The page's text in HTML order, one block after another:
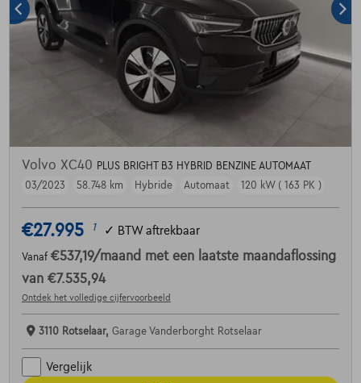
Volvo XC40 PLUS BRIGHT B3 HYBRID BENZINE AUTOMAAT
03/2023
58.748 km Hybride Automaat 120 kW ( 163 PK )
€27.995 1 ✓ BTW aftrekbaar
Vanaf €537,19/maand met een laatste maandaflossing
van €7.535,94
Ontdek het volledige cijfervoorbeeld
3110 Rotselaar, Garage Vanderborght Rotselaar
Vergelijk